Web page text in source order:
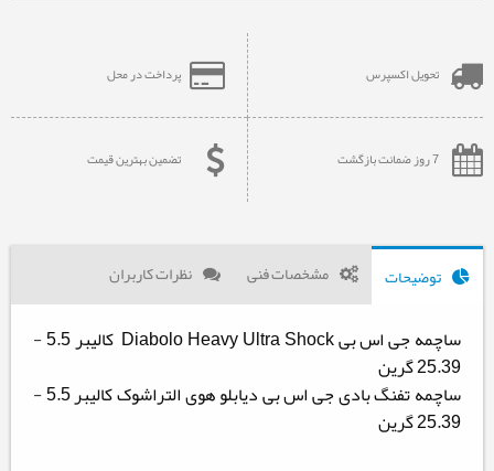
تحویل اکسپرس پرداخت در محل
7 روز ضمانت بازگشت تضمین بهترین قیمت
توضیحات مشخصات فنی نظرات کاربران
ساچمه جی اس بی Diabolo Heavy Ultra Shock کالیبر 5.5 -
25.39 گرین
ساچمه تفنگ بادی جی اس بی دیابلو هوی التراشوک کالیبر 5.5 -
25.39 گرین